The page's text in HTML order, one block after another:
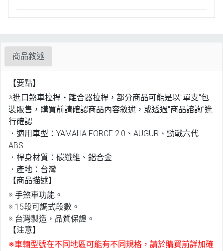
商品敘述
【要點】
※進口煞車拉桿・離合器拉桿，部分商品可能是以"單支"包
裝販售，購買前請確認商品內容敘述，或透過"商品諮詢"進
行確認
．適用車型：YAMAHA FORCE 2.0、AUGUR、勁戰六代
ABS
．桿身材質：碳纖維、鋁合金
．產地：台灣
【商品描述】
※ 手煞車功能。
※ 15段可調式段數。
※ 台灣製造，品質保證。
【注意】
※車輛型號在不同地區可能有不同規格，請於購買前詳加確